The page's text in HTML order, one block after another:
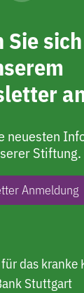
Sie
neuesten
Stiftung.
Anmeldung
das kranke
Stuttgart